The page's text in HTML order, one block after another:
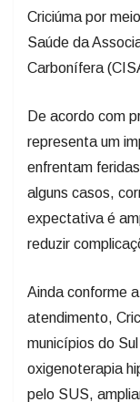
Criciúma por
Saúde da
Carbonífera
De acordo com
representa um
enfrentam
alguns casos,
expectativa é
reduzir
Ainda conforme
atendimento,
municípios do
oxigenoterapia
pelo SUS,